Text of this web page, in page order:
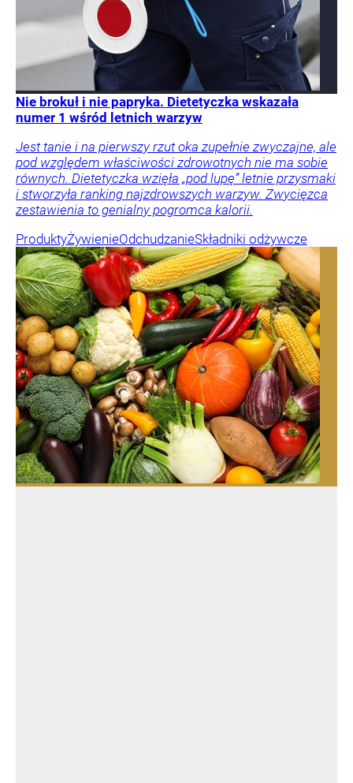
Nie brokuł i nie papryka. Dietetyczka wskazała
numer 1 wśród letnich warzyw
Jest tanie i na pierwszy rzut oka zupełnie zwyczajne, ale
pod względem właściwości zdrowotnych nie ma sobie
równych. Dietetyczka wzięła „pod lupę” letnie przysmaki
i stworzyła ranking najzdrowszych warzyw. Zwycięzca
zestawienia to genialny pogromca kalorii.
ProduktyŻywienieOdchudzanieSkładniki odżywcze